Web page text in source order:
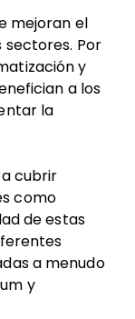
mejoran el
sectores. Por
y
a los
la
cubrir
como
de estas
a menudo
y